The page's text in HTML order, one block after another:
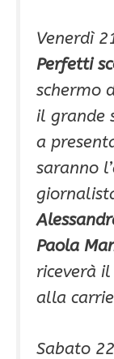
Venerdì
Perfetti
schermo
il grande
a
saranno
Paola
riceverà
alla
Sabato